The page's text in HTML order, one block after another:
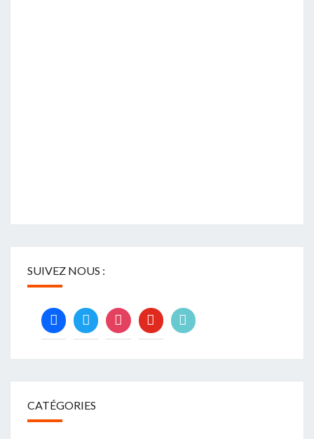
SUIVEZ NOUS :
facebooktwitterinstagramyoutubetiktok
CATÉGORIES